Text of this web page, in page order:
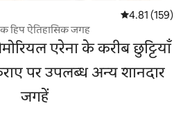
औसत रेटिंग 5 में से
4.81 (159)
हिप ऐतिहासिक जगह
एरेना के करीब छुट्टियाँ
पर उपलब्ध अन्य शानदार
जगहें